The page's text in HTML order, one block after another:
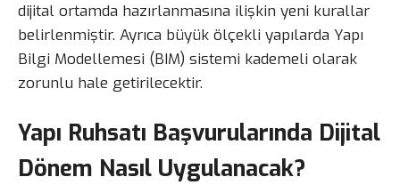
dijital ortamda hazırlanmasına ilişkin yeni kurallar
belirlenmiştir. Ayrıca büyük ölçekli yapılarda Yapı
Bilgi Modellemesi (BIM) sistemi kademeli olarak
zorunlu hale getirilecektir.
Yapı Ruhsatı Başvurularında Dijital
Dönem Nasıl Uygulanacak?